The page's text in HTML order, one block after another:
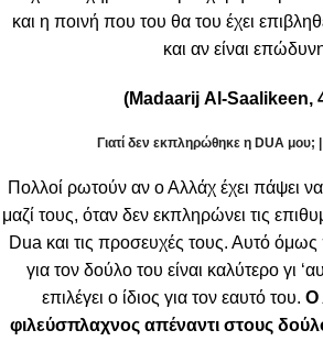
και η ποινή που του θα του έχει
και αν είναι
(Madaarij Al-Saalikeen,
Γιατί δεν εκπληρώθηκε η DUA μου; |
Πολλοί ρωτούν αν ο Αλλάχ έχει πάψει
μαζί τους, όταν δεν εκπληρώνει τις
Dua και τις προσευχές τους. Αυτό όμως
για τον δούλο του είναι καλύτερο γι
επιλέγει ο ίδιος για τον εαυτό του. Ο
φιλεύσπλαχνος απέναντι στους